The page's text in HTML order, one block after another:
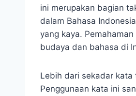
ini merupakan bagian
dalam Bahasa
yang kaya.
budaya dan bahasa di
Lebih dari sekadar kata
Penggunaan kata ini